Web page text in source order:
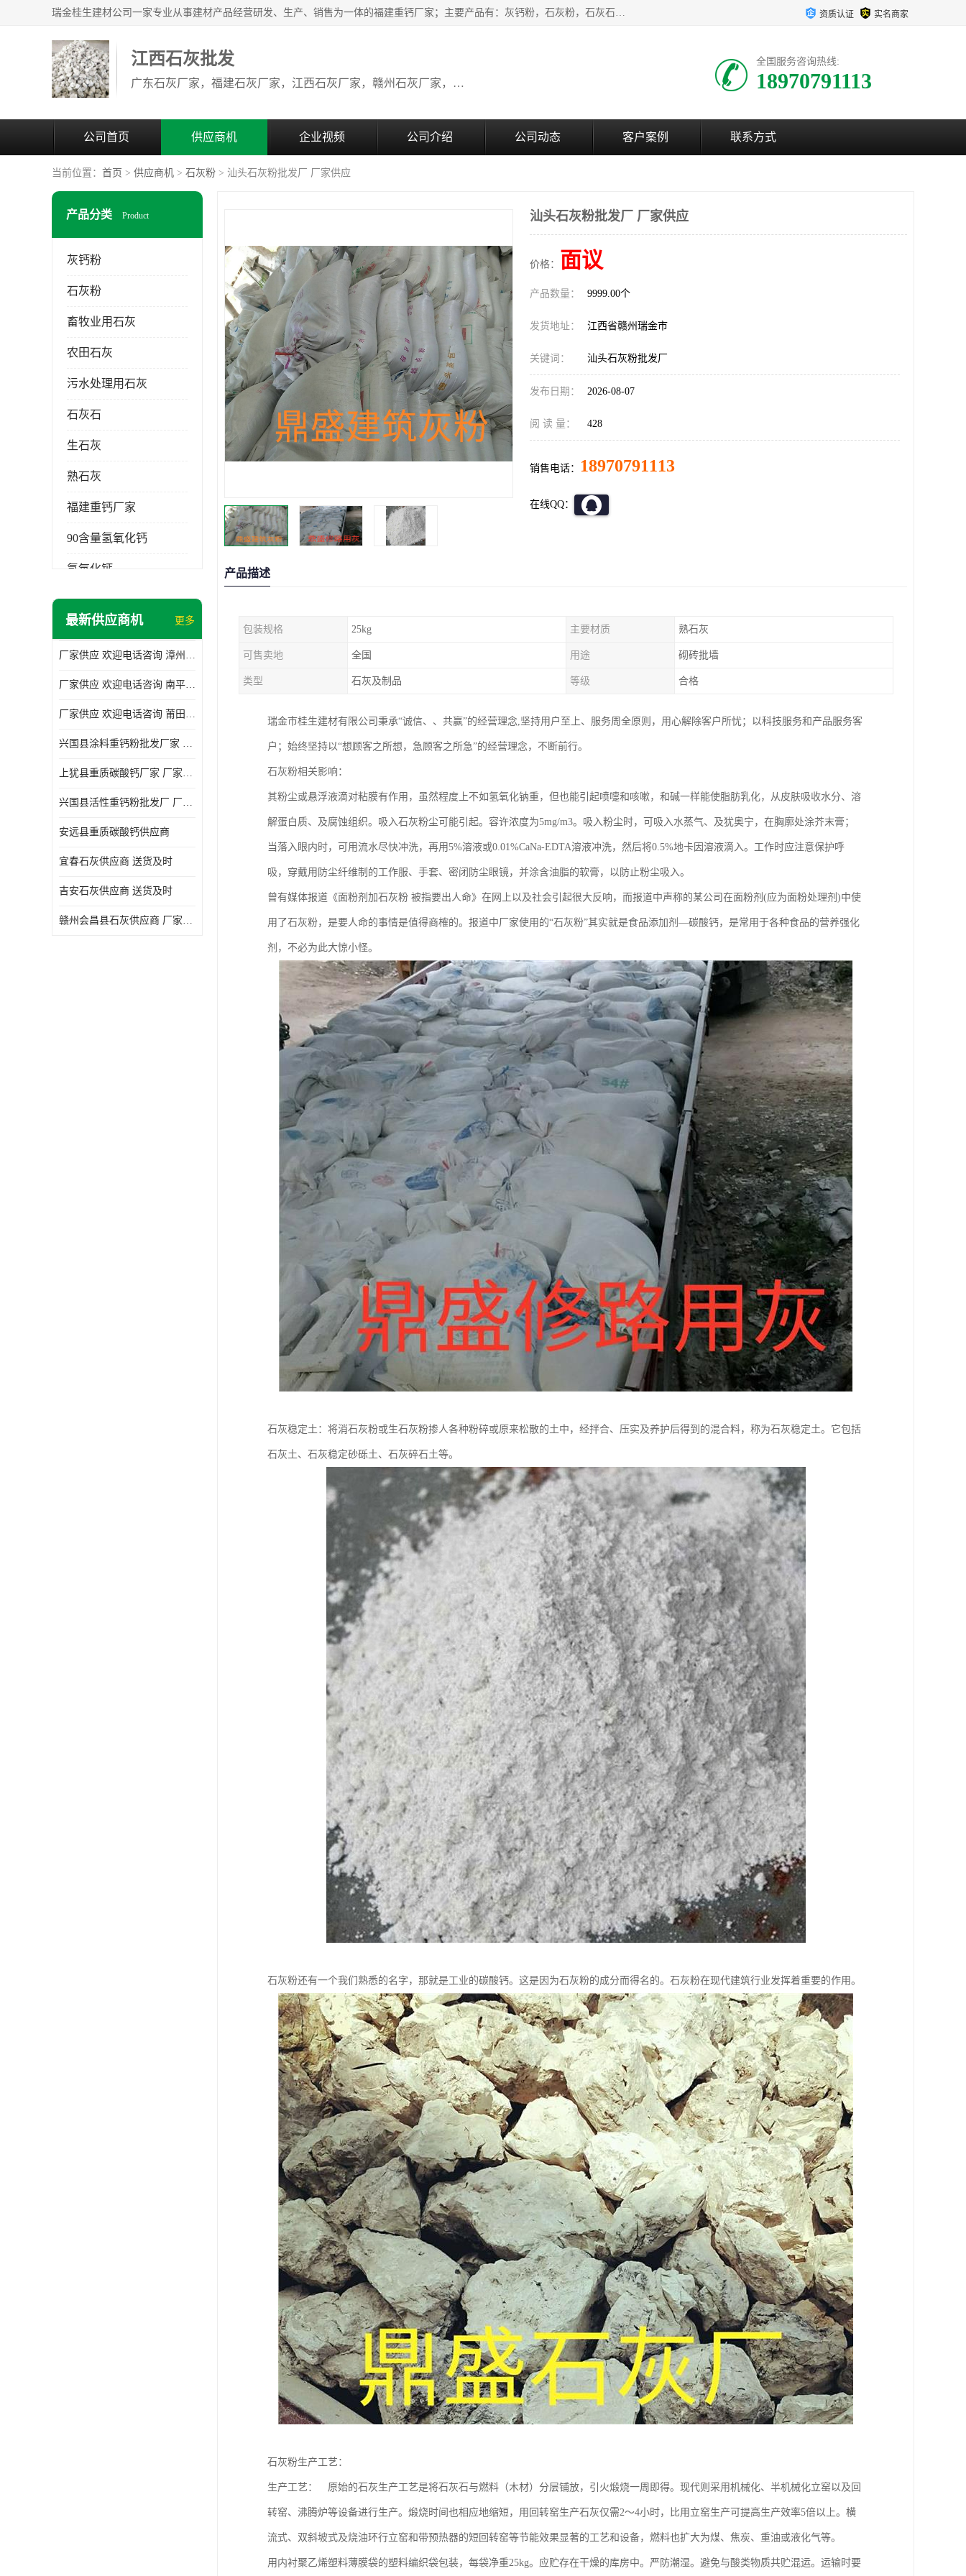
瑞金桂生建材公司一家专业从事建材产品经营研发、生产、销售为一体的福建重钙厂家；主要产品有：灰钙粉，石灰粉，石灰石，生石灰，熟石灰，氧化钙，重钙粉，氢氧化钙，农田石灰，畜牧业用石灰等。欢迎新老客户来电咨询！ 资质认证 实名商家
江西石灰批发
广东石灰厂家，福建石灰厂家，江西石灰厂家，赣州石灰厂家，东莞石灰厂家
全国服务咨询热线:
18970791113
公司首页 供应商机 企业视频 公司介绍 公司动态 客户案例 联系方式
当前位置： 首页 > 供应商机 > 石灰粉 > 汕头石灰粉批发厂 厂家供应
产品分类 Product
灰钙粉
石灰粉
畜牧业用石灰
农田石灰
污水处理用石灰
石灰石
生石灰
熟石灰
福建重钙厂家
90含量氢氧化钙
氢氧化钙
氧化钙
最新供应商机 更多
厂家供应 欢迎电话咨询 漳州活性重钙粉
厂家供应 欢迎电话咨询 南平活性重钙粉批发厂
厂家供应 欢迎电话咨询 莆田高白度重钙粉厂家
兴国县涂料重钙粉批发厂家 厂家供应 欢迎电话咨询
上犹县重质碳酸钙厂家 厂家供应 欢迎电话咨询
兴国县活性重钙粉批发厂 厂家供应 欢迎电话咨询
安远县重质碳酸钙供应商
宜春石灰供应商 送货及时
吉安石灰供应商 送货及时
赣州会昌县石灰供应商 厂家供应
汕头石灰粉批发厂 厂家供应
价格： 面议
产品数量： 9999.00个
发货地址： 江西省赣州瑞金市
关键词： 汕头石灰粉批发厂
发布日期： 2026-08-07
阅 读 量： 428
销售电话： 18970791113
在线QQ：
产品描述
包装规格 25kg 主要材质 熟石灰
可售卖地 全国 用途 砌砖批墙
类型 石灰及制品 等级 合格
瑞金市桂生建材有限公司秉承“诚信、、共赢”的经营理念,坚持用户至上、服务周全原则，用心解除客户所忧；以科技服务和产品服务客
户；始终坚持以“想顾客之所想，急顾客之所急”的经营理念，不断前行。
石灰粉相关影响：
其粉尘或悬浮液滴对粘膜有作用，虽然程度上不如氢氧化钠重，但也能引起喷嚏和咳嗽，和碱一样能使脂肪乳化，从皮肤吸收水分、溶
解蛋白质、及腐蚀组织。吸入石灰粉尘可能引起。容许浓度为5mg/m3。吸入粉尘时，可吸入水蒸气、及犹奥宁，在胸廓处涂芥末膏；
当落入眼内时，可用流水尽快冲洗，再用5%溶液或0.01%CaNa-EDTA溶液冲洗，然后将0.5%地卡因溶液滴入。工作时应注意保护呼
吸，穿戴用防尘纤维制的工作服、手套、密闭防尘眼镜，并涂含油脂的软膏，以防止粉尘吸入。
曾有媒体报道《面粉剂加石灰粉 被指要出人命》在网上以及社会引起很大反响，而报道中声称的某公司在面粉剂(应为面粉处理剂)中使
用了石灰粉，是要人命的事情是值得商榷的。报道中厂家使用的“石灰粉”其实就是食品添加剂—碳酸钙，是常用于各种食品的营养强化
剂，不必为此大惊小怪。
石灰稳定土：将消石灰粉或生石灰粉掺人各种粉碎或原来松散的土中，经拌合、压实及养护后得到的混合料，称为石灰稳定土。它包括
石灰土、石灰稳定砂砾土、石灰碎石土等。
石灰粉还有一个我们熟悉的名字，那就是工业的碳酸钙。这是因为石灰粉的成分而得名的。石灰粉在现代建筑行业发挥着重要的作用。
石灰粉生产工艺：
生产工艺： 原始的石灰生产工艺是将石灰石与燃料（木材）分层铺放，引火煅烧一周即得。现代则采用机械化、半机械化立窑以及回
转窑、沸腾炉等设备进行生产。煅烧时间也相应地缩短，用回转窑生产石灰仅需2～4小时，比用立窑生产可提高生产效率5倍以上。横
流式、双斜坡式及烧油环行立窑和带预热器的短回转窑等节能效果显著的工艺和设备，燃料也扩大为煤、焦炭、重油或液化气等。
用内衬聚乙烯塑料薄膜袋的塑料编织袋包装，每袋净重25kg。应贮存在干燥的库房中。严防潮湿。避免与酸类物质共贮混运。运输时要